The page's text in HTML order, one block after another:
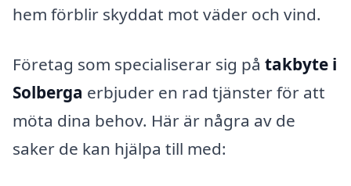
hem förblir skyddat mot väder och vind.
Företag som specialiserar sig på takbyte i
Solberga erbjuder en rad tjänster för att
möta dina behov. Här är några av de
saker de kan hjälpa till med: